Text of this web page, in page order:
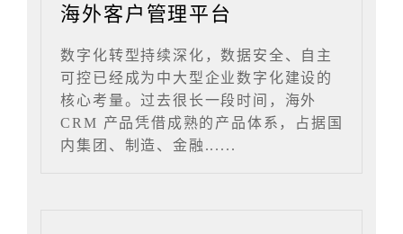
海外客户管理平台
数字化转型持续深化，数据安全、自主
可控已经成为中大型企业数字化建设的
核心考量。过去很长一段时间，海外
CRM 产品凭借成熟的产品体系，占据国
内集团、制造、金融......